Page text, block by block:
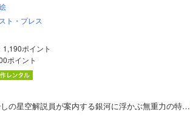
ト・プレス
1,190ポイント
ポイント
の星空解説員が案内する銀河に浮かぶ無重力の特…